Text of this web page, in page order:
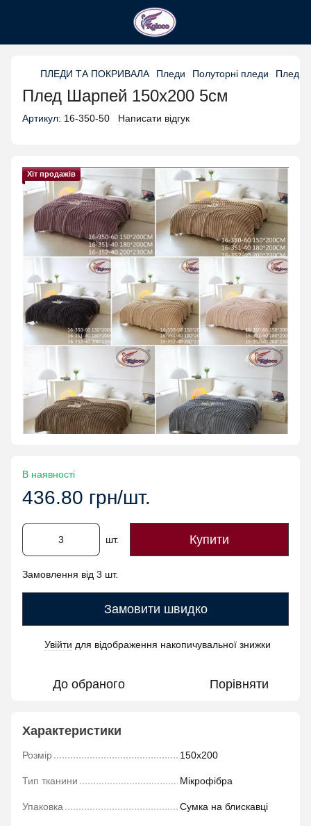
ПЛЕДИ ТА ПОКРИВАЛА Пледи Полуторні пледи Плед
Плед Шарпей 150х200 5см
Артикул: 16-350-50 Написати відгук
Хіт продажів
В наявності
436.80 грн/шт.
шт. Купити
Замовлення від 3 шт.
Замовити швидко
Увійти для відображення накопичувальної знижки
До обраного Порівняти
Характеристики
Розмір 150х200
Тип тканини Мікрофібра
Упаковка Сумка на блискавці